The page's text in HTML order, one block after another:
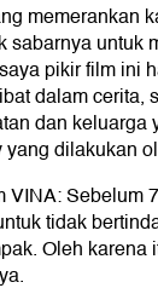
memerankan
sabarnya untuk
pikir film ini
dalam
dan keluarga
dilakukan
VINA: Sebelum
tidak
Oleh karena